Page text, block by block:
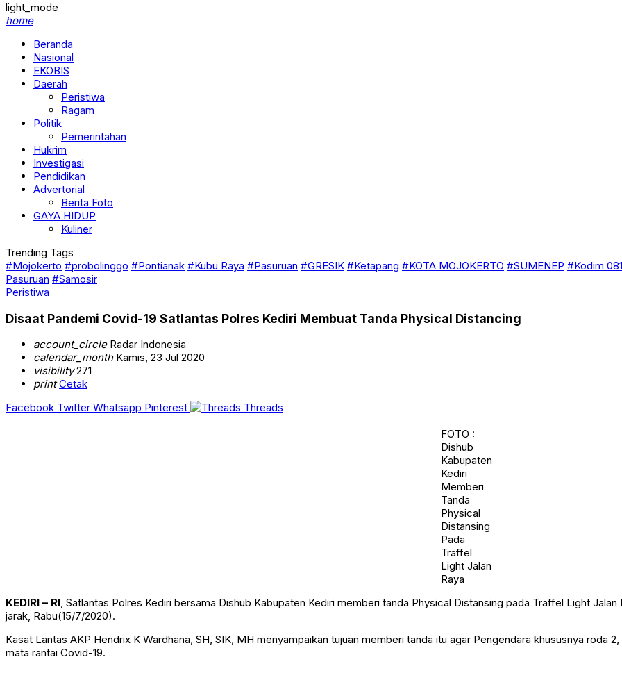
light_mode
home
Beranda
Nasional
EKOBIS
Daerah
Peristiwa
Ragam
Politik
Pemerintahan
Hukrim
Investigasi
Pendidikan
Advertorial
Berita Foto
GAYA HIDUP
Kuliner
Trending Tags
#Mojokerto #probolinggo #Pontianak #Kubu Raya #Pasuruan #GRESIK #Ketapang #KOTA MOJOKERTO #SUMENEP #Kodim
Pasuruan #Samosir
Peristiwa
Disaat Pandemi Covid-19 Satlantas Polres Kediri Membuat Tanda Physical Distancing
account_circleRadar Indonesia
calendar_monthKamis, 23 Jul 2020
visibility271
print Cetak
Facebook Twitter Whatsapp Pinterest
Threads
FOTO :
Dishub
Kabupaten
Kediri
Memberi
Tanda
Physical
Distansing
Pada
Traffel
Light Jalan
Raya
KEDIRI – RI, Satlantas Polres Kediri bersama Dishub Kabupaten Kediri memberi tanda Physical Distansing pada Traffel Light
jarak, Rabu(15/7/2020).
Kasat Lantas AKP Hendrix K Wardhana, SH, SIK, MH menyampaikan tujuan memberi tanda itu agar Pengendara khususnya roda
mata rantai Covid-19.